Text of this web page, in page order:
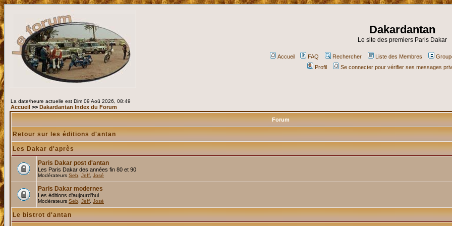
Dakardantan
Le site des premiers Paris Dakar
Accueil FAQ Rechercher Liste des Membres
Profil
Se connecter pour vérifier ses messages
La date/heure actuelle est Dim 09 Aoû 2026, 08:49
Accueil >> Dakardantan Index du Forum
Forum
Retour sur les éditions d'antan
Les Dakar d'après
Paris Dakar post d'antan
Les Paris Dakar des années fin 80 et 90
Modérateurs Seb Jeff José
Paris Dakar modernes
Les éditions d'aujourd'hui
Modérateurs Seb Jeff José
Le bistrot d'antan